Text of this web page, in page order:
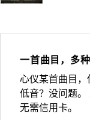
一首曲目，多
心仪某首曲目
低音？没问题。
无需信用卡。